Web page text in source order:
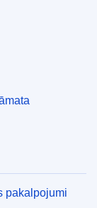
pakalpojumi